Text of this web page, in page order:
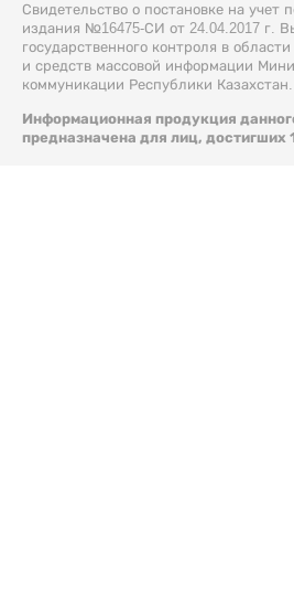
Свидетельство о постановке на учет
издания №16475-СИ от 24.04.2017 г.
государственного контроля в
и средств массовой информации
коммуникации Республики Казахстан.
Информационная продукция
предназначена для лиц, достигших